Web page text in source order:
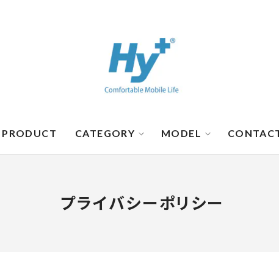
PRODUCT CATEGORY MODEL
プライバシーポリシー